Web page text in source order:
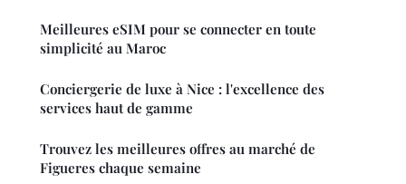
Meilleures eSIM pour se connecter en toute
simplicité au Maroc
Conciergerie de luxe à Nice : l'excellence des
services haut de gamme
Trouvez les meilleures offres au marché de
Figueres chaque semaine